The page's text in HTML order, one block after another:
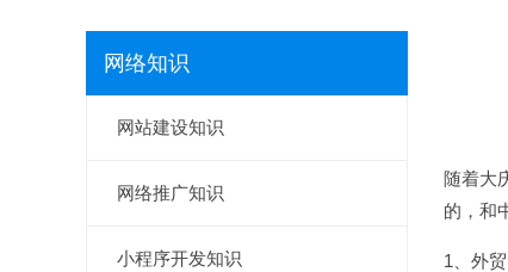
网络知识
网站建设知识
网络推广知识
小程序开发知识
随着大
的，和
1、外贸